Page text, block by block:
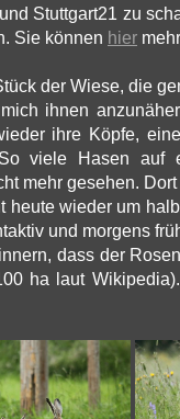
Stuttgart21 zu
Sie können hier
der Wiese, die
ihnen
ihre Köpfe,
viele Hasen auf
mehr gesehen.
heute wieder um
und morgens
dass der
ha laut